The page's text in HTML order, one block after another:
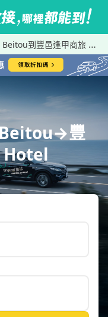
豐邑逢甲商旅 La Vida Hotel
豐
Hotel